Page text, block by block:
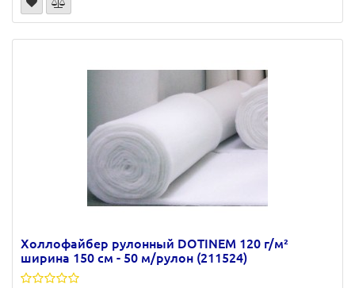
Холлофайбер рулонный DOTINEM 120 г/м²
ширина 150 см - 50 м/рулон (211524)